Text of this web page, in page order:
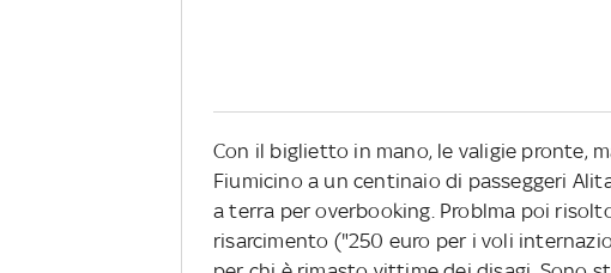
Con il biglietto in mano, le valigie pronte,
Fiumicino a un centinaio di passeggeri
a terra per overbooking. Problma poi
risarcimento ("250 euro per i voli